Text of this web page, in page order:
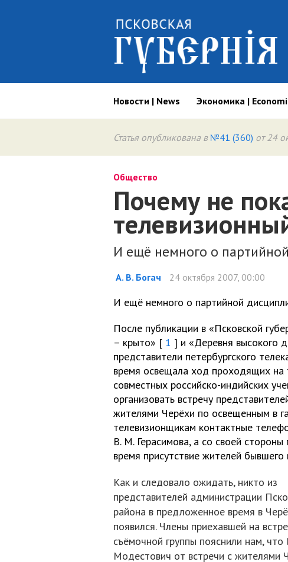
Новости | News Экономика |
Статья опубликована в №41 (360) от 24
Общество
Почему не
И ещё немного о
А. В. Богач 24 октября 2007, 00:00
И ещё немного о партийной
После публикации в «Псковской
– крыто» [ 1 ] и «Деревня высокого
представители петербургского
время освещала ход проходящих на
совместных российско-индийских
организовать встречу
жителями Черёхи по освещенным в
телевизионщикам контактные
В. М. Герасимова, а со своей
время присутствие жителей бывшего
Как и следовало ожидать, никто из
представителей администрации
района в предложенное время в
появился. Члены приехавшей на
съёмочной группы пояснили нам, что
Модестович от встречи с жителями